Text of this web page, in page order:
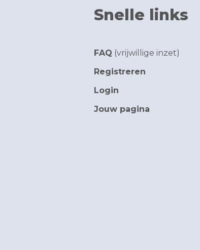
Snelle links
FAQ (vrijwillige inzet)
Registreren
Login
Jouw pagina